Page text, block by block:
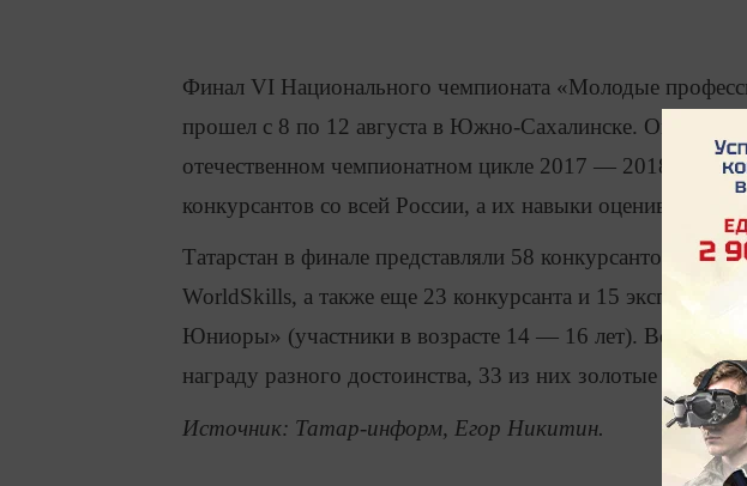
Финал VI Национального чемпионата «Молодые
прошел с 8 по 12 августа в Южно-Сахалинске. Он стал
отечественном чемпионатном цикле 2017 — 2018 годов.
конкурсантов со всей России, а их навыки оценивали 700
Татарстан в финале представляли 58 конкурсантов и 46
WorldSkills, а также еще 23 конкурсанта и 15 экспертов
Юниоры» (участники в возрасте 14 — 16 лет). Всего
награду разного достоинства, 33 из них золотые медали.
Источник: Татар-информ, Егор Никитин.